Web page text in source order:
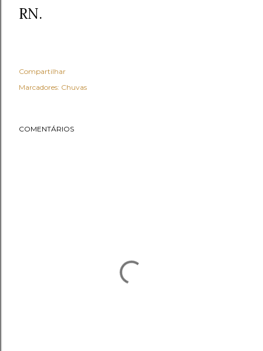
RN.
Compartilhar
Marcadores: Chuvas
COMENTÁRIOS